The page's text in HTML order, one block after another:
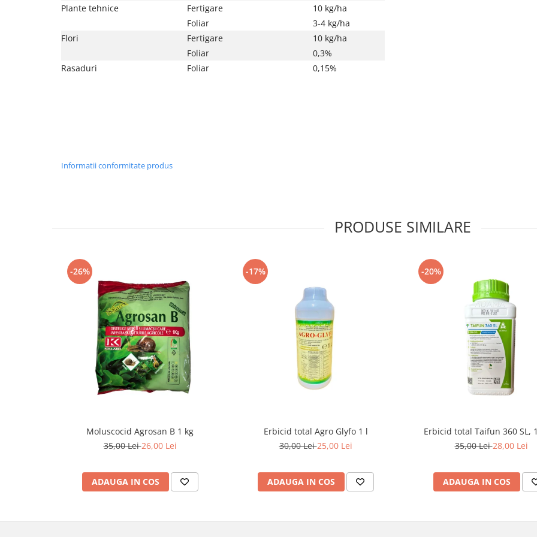
Plante tehnice
Fertigare
Foliar
10 kg/ha
3-4 kg/ha
Flori
Fertigare
Foliar
10 kg/ha
0,3%
Rasaduri Foliar 0,15%
Informatii conformitate produs
PRODUSE SIMILARE
-26%
Moluscocid Agrosan B 1 kg
35,00 Lei26,00 Lei
ADAUGA IN COS
-17%
Erbicid total Agro Glyfo 1 l
30,00 Lei25,00 Lei
ADAUGA IN COS
-20%
Erbicid total Taifun 360 SL,
35,00 Lei28,00 Lei
ADAUGA IN COS